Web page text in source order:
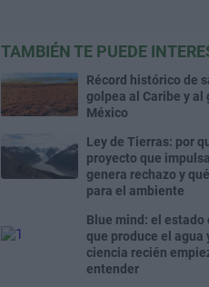
TAMBIÉN TE PUEDE
Récord histórico de
golpea al Caribe y al
México
Ley de Tierras: por
proyecto que
genera rechazo y
para el ambiente
Blue mind: el estado
que produce el agua
ciencia recién
entender